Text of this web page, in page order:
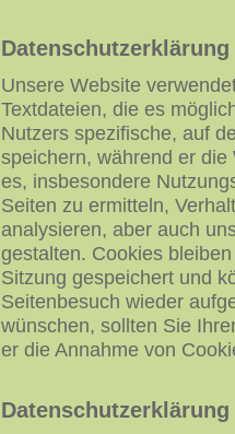
Unsere Website
Textdateien, die es
Nutzers spezifische, auf
speichern, während er
es, insbesondere
Seiten zu ermitteln,
analysieren, aber auch
gestalten. Cookies
Sitzung gespeichert und
Seitenbesuch wieder
wünschen, sollten Sie
er die Annahme von